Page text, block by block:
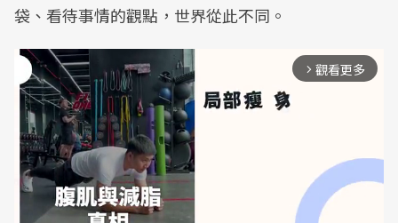
袋、看待事情的觀點，世界從此不同。
arrow_forward_ios 觀看更多